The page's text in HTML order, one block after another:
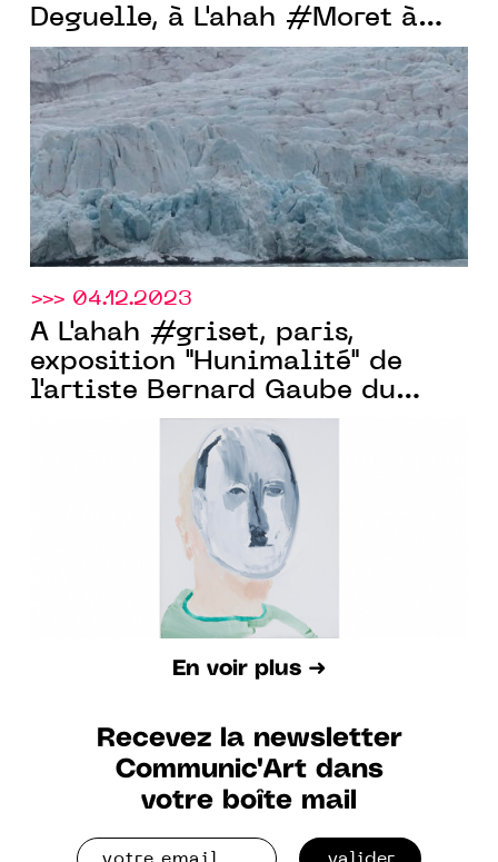
Deguelle, à L'ahah #Moret à
paris, du 27.01 au 17.02.2024
>>> 04.12.2023
À L'ahah #griset, paris,
exposition "Hunimalité" de
l'artiste Bernard Gaube du
27.01 Au 23.03.2024
En voir plus ➜
Recevez la newsletter
Communic'Art dans
votre boîte mail